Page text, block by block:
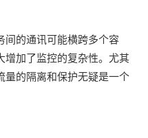
间的通讯可能横跨多个容
增加了监控的复杂性。尤其
量的隔离和保护无疑是一个